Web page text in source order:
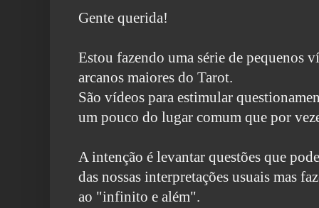
Gente querida!
Estou fazendo uma série de pequenos
arcanos maiores do Tarot.
São vídeos para estimular
um pouco do lugar comum que por
A intenção é levantar questões que
das nossas interpretações usuais mas
ao "infinito e além".